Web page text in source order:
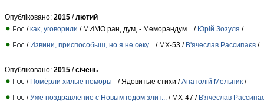
Опубліковано: 2015 /лютий
/как, уговорили / МИМО ран, дум, - Меморандум... / Юрій Зозуля /
/ Извини, приспособыш, но я не секу... / МХ-53 / В'ячеслав Рассипаєв /
Опубліковано: 2015 /січень
/ Помёрли хилые поморы - / Ядовитые стихи /Анатолій Мельник /
/Уже поздравление с Новым годом злит... / МХ-47 / В'ячеслав